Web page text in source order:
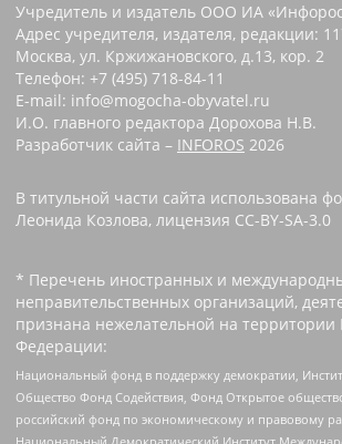
Учредитель и издатель ООО ИА
Адрес учредителя, издателя, редакции:
Москва, ул. Кржижановского, д.13, кор. 2
Телефон: +7 (495) 718-84-11
E-mail: info@mogocha-obyvatel.ru
И.О. главного редактора Дорохова Н.В.
Разработчик сайта – INFOROS 2026
В титульной части сайта использована
Леонида Козлова, лицензия CC-BY-SA-3.0
* Перечень иностранных и
неправительственных организаций,
признана нежелательной на территории
Федерации:
Национальный фонд в поддержку демократии,
Общество Фонд Содействия, Фонд Открытое
российский фонд по экономическому и правовому